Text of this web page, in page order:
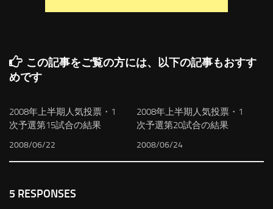
この記事をご覧の方には、以下の記事もおすす
めです
2008年上半期人気投票・1
次予選第15試合の結果
2008/06/22
2008年上半期人気投票・1
次予選第20試合の結果
2008/06/24
5 RESPONSES